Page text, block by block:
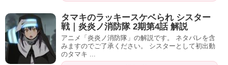
タマキのラッキースケベられ シスター
戦｜炎炎ノ消防隊 2期第4話 解説
アニメ「炎炎ノ消防隊」の解説です。 ネタバレを含
みますのでご了承ください。 シスターとして初出動
のタマキ ...